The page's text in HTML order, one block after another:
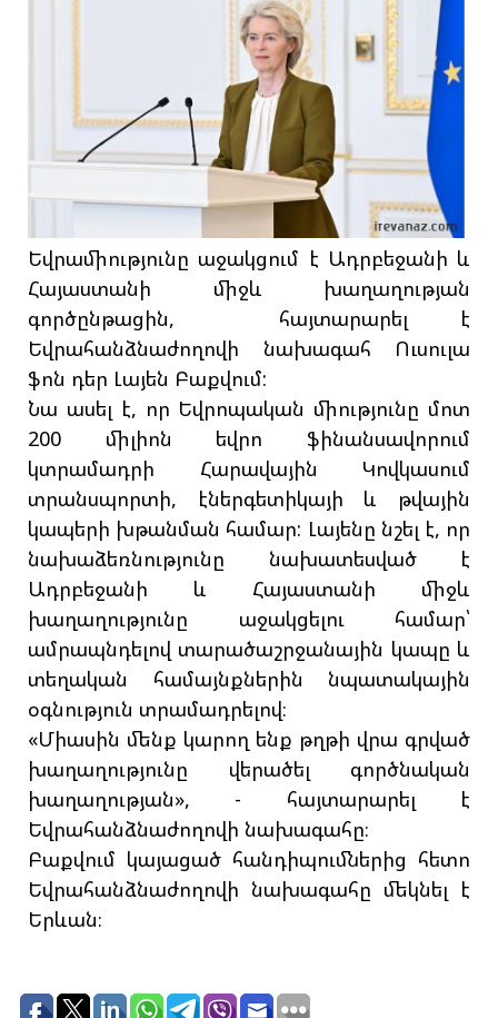
Եվրամիությունը աջակցում է Ադրբեջանի և
Հայաստանի միջև խաղաղության
գործընթացին, հայտարարել է
Եվրահանձնաժողովի նախագահ Ուսուլա
ֆոն դեր Լայեն Բաքվում:
Նա ասել է, որ Եվրոպական միությունը մոտ
200 միլիոն եվրո ֆինանսավորում
կտրամադրի Հարավային Կովկասում
տրանսպորտի, էներգետիկայի և թվային
կապերի խթանման համար: Լայենը նշել է, որ
նախաձեռնությունը նախատեսված է
Ադրբեջանի և Հայաստանի միջև
խաղաղությունը աջակցելու համար՝
ամրապնդելով տարածաշրջանային կապը և
տեղական համայնքներին նպատակային
օգնություն տրամադրելով։
«Միասին մենք կարող ենք թղթի վրա գրված
խաղաղությունը վերածել գործնական
խաղաղության», - հայտարարել է
Եվրահանձնաժողովի նախագահը։
Բաքվում կայացած հանդիպումներից հետո
Եվրահանձնաժողովի նախագահը մեկնել է
Երևան։